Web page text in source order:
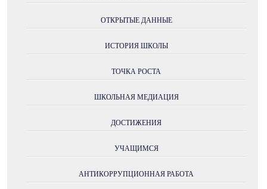
ОТКРЫТЫЕ ДАННЫЕ
ИСТОРИЯ ШКОЛЫ
ТОЧКА РОСТА
ШКОЛЬНАЯ МЕДИАЦИЯ
ДОСТИЖЕНИЯ
УЧАЩИМСЯ
АНТИКОРРУПЦИОННАЯ РАБОТА